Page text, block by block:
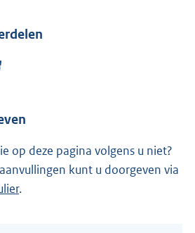
op deze pagina volgens u niet?
kunt u doorgeven via
.